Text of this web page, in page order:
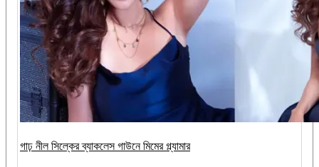
গাঢ় নীল সিল্কের ব্যাকলেস গাউনে মিমের গ্ল্যামার